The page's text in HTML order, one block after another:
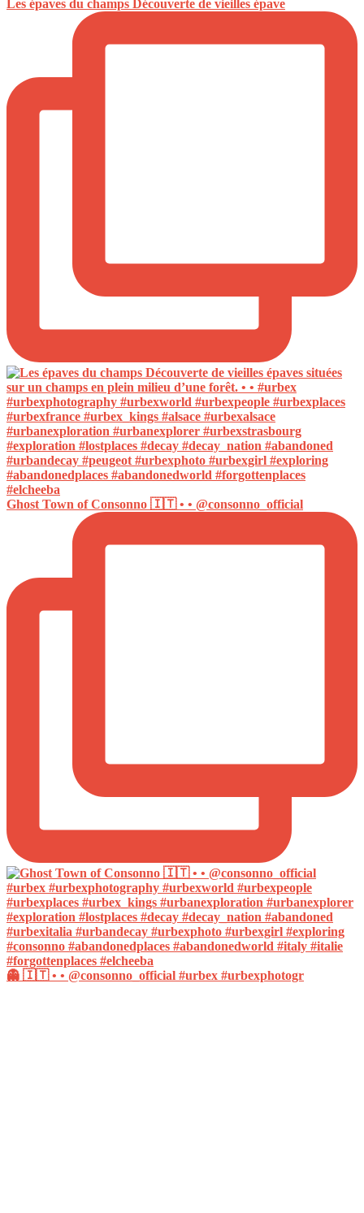
Les épaves du champs Découverte de vieilles épave
Ghost Town of Consonno 🇮🇹 • • @consonno_official
👻 🇮🇹 • • @consonno_official #urbex #urbexphotogr